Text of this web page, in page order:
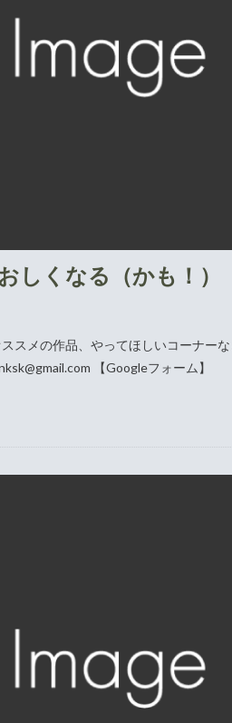
しくなる（かも！）
スメの作品、やってほしいコーナー
【Googleフォーム】